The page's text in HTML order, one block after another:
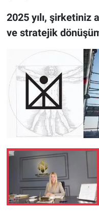
2025 yılı, şirketiniz
ve stratejik